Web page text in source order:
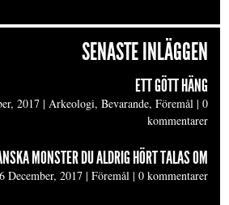
SENASTE INLÄGGEN
ETT GÖTT HÄNG
2017 | Arkeologi, Bevarande, Föremål |0
kommentarer
MONSTER DU ALDRIG HÖRT TALAS OM
December, 2017 |Föremål |0 kommentarer